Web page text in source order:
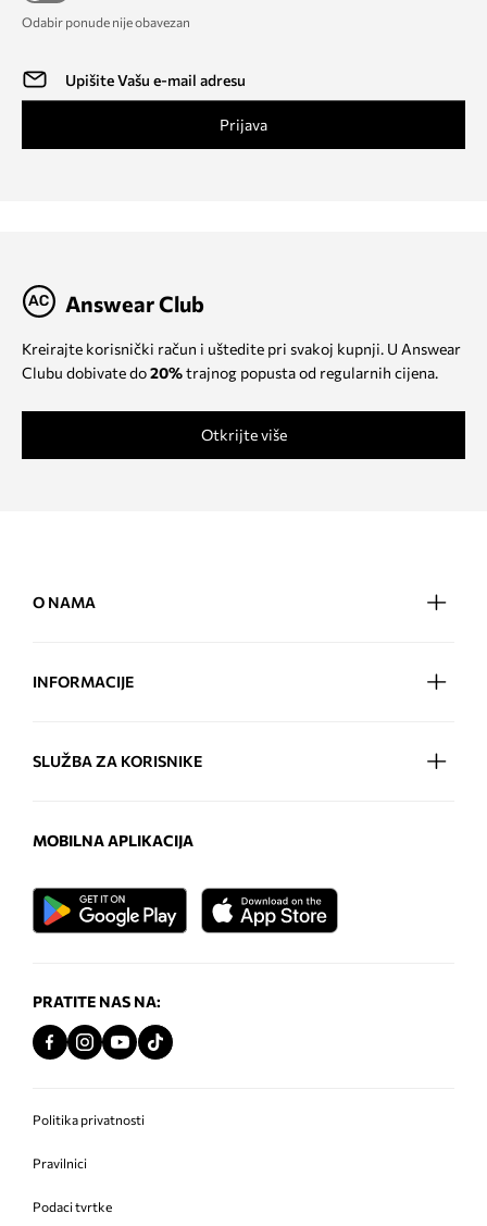
Odabir ponude nije obavezan
Prijava
Answear Club
Kreirajte korisnički račun i uštedite pri svakoj kupnji. U Answear
Clubu dobivate do20%trajnog popusta od regularnih cijena.
Otkrijte više
O NAMA
INFORMACIJE
SLUŽBA ZA KORISNIKE
MOBILNA APLIKACIJA
PRATITE NAS NA:
Politika privatnosti
Pravilnici
Podaci tvrtke